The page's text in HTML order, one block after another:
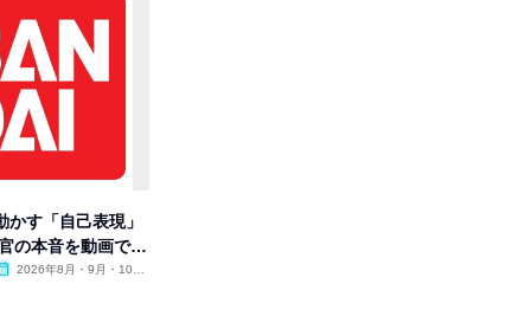
かす「自己表現」
の本音を動画で公
2026年8月・9月・10